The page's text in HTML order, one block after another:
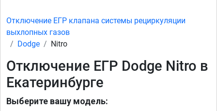
Отключение ЕГР клапана системы рециркуляции
выхлопных газов
Dodge
Nitro
Отключение ЕГР Dodge Nitro в
Екатеринбурге
Выберите вашу модель: